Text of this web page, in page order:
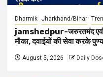
Dharmik Jharkhand/Bihar
jamshedpur-जरुरतमंद एवं
मौका, दवाईयों की सेवा करके
August 5, 2026 Daily